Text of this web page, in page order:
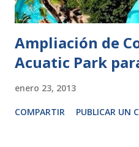
Ampliación de
Acuatic Park
enero 23, 2013
COMPARTIR PUBLICAR UN